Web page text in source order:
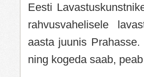
Eesti
rahvusvahelisele
aasta juunis
ning kogeda saab,